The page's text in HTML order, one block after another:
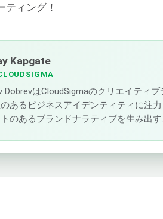
ティング！
Kapgate
DobrevはCloudSigmaのクリエイティ
あるビジネスアイデンティティに注
のあるブランドナラティブを生み出